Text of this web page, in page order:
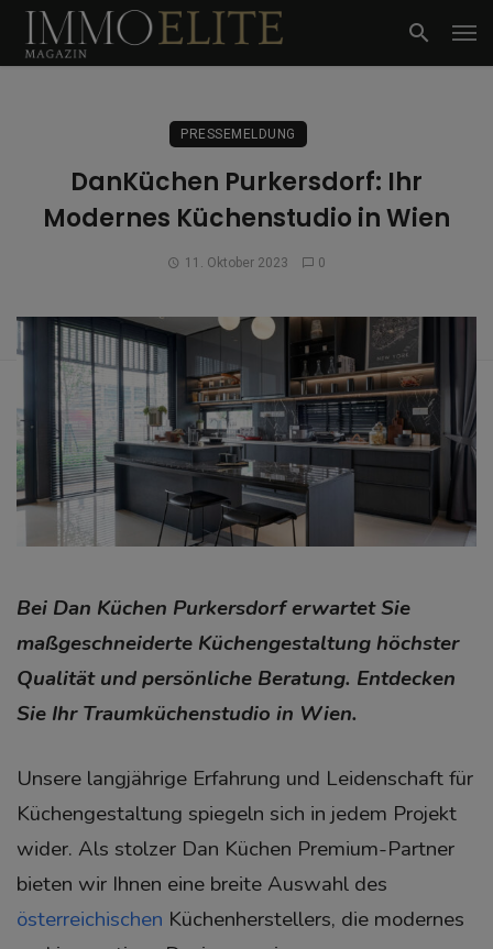
PRESSEMELDUNG
DanKüchen Purkersdorf: Ihr
Modernes Küchenstudio in Wien
11. Oktober 2023 0
Bei Dan Küchen Purkersdorf erwartet Sie
maßgeschneiderte Küchengestaltung höchster
Qualität und persönliche Beratung. Entdecken
Sie Ihr Traumküchenstudio in Wien.
Unsere langjährige Erfahrung und Leidenschaft für
Küchengestaltung spiegeln sich in jedem Projekt
wider. Als stolzer Dan Küchen Premium-Partner
bieten wir Ihnen eine breite Auswahl des
österreichischen Küchenherstellers, die modernes